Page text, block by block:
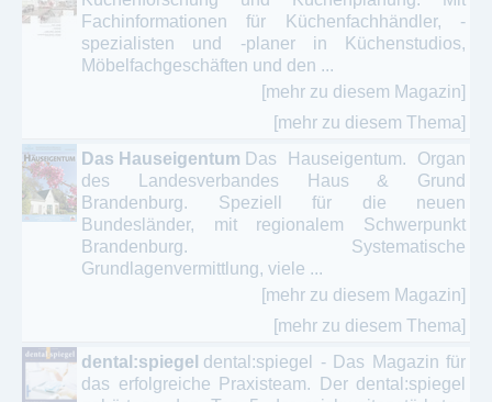
Fachinformationen für Küchenfachhändler, -
spezialisten und -planer in Küchenstudios,
Möbelfachgeschäften und den ...
[mehr zu diesem Magazin]
[mehr zu diesem Thema]
Das Hauseigentum Das Hauseigentum. Organ
des Landesverbandes Haus & Grund
Brandenburg. Speziell für die neuen
Bundesländer, mit regionalem Schwerpunkt
Brandenburg. Systematische
Grundlagenvermittlung, viele ...
[mehr zu diesem Magazin]
[mehr zu diesem Thema]
dental:spiegel dental:spiegel - Das Magazin für
das erfolgreiche Praxisteam. Der dental:spiegel